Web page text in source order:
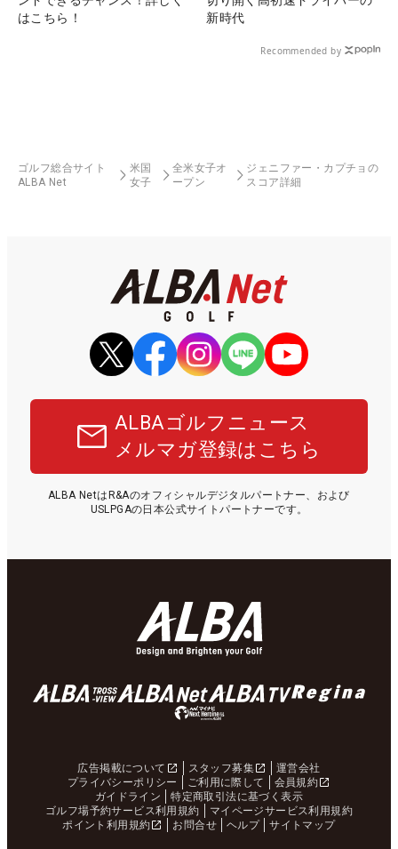
はこちら！
新時代
Recommended by
ゴルフ総合サイト
ALBA Net
米国
女子
全米女子オ
ープン
ジェニファー・カプチョの
スコア詳細
ALBAゴルフニュース
メルマガ登録はこちら
ALBA NetはR&Aのオフィシャルデジタルパートナー、および
USLPGAの日本公式サイトパートナーです。
広告掲載について スタッフ募集
運営会社
プライバシーポリシー
ご利用に際して
会員規約
ガイドライン
特定商取引法に基づく表示
ゴルフ場予約サービス利用規約
マイページサービス利用規約
ポイント利用規約
お問合せ ヘルプ サイトマップ